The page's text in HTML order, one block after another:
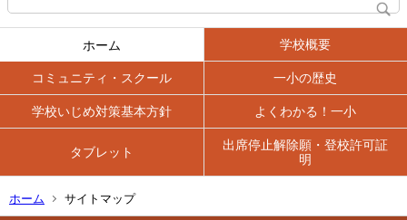
ホーム 学校概要
コミュニティ・スクール 一小の歴史
学校いじめ対策基本方針 よくわかる！一小
タブレット
出席停止解除願・登校許可証
明
ホーム サイトマップ